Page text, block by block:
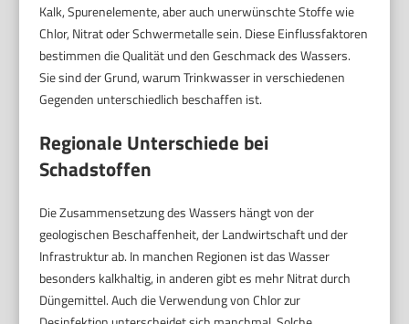
Kalk, Spurenelemente, aber auch unerwünschte Stoffe wie
Chlor, Nitrat oder Schwermetalle sein. Diese Einflussfaktoren
bestimmen die Qualität und den Geschmack des Wassers.
Sie sind der Grund, warum Trinkwasser in verschiedenen
Gegenden unterschiedlich beschaffen ist.
Regionale Unterschiede bei
Schadstoffen
Die Zusammensetzung des Wassers hängt von der
geologischen Beschaffenheit, der Landwirtschaft und der
Infrastruktur ab. In manchen Regionen ist das Wasser
besonders kalkhaltig, in anderen gibt es mehr Nitrat durch
Düngemittel. Auch die Verwendung von Chlor zur